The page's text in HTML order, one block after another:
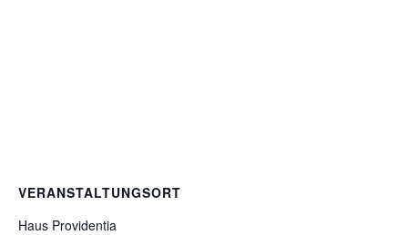
VERANSTALTUNGSORT
Haus Providentia